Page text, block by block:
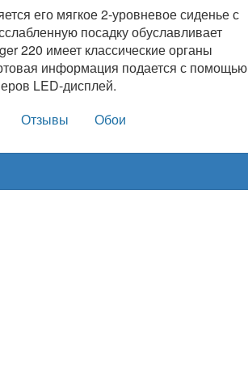
его мягкое 2-уровневое сиденье с
посадку обуславливает
220 имеет классические органы
информация подается с помощью
LED-дисплей.
Отзывы
Обои